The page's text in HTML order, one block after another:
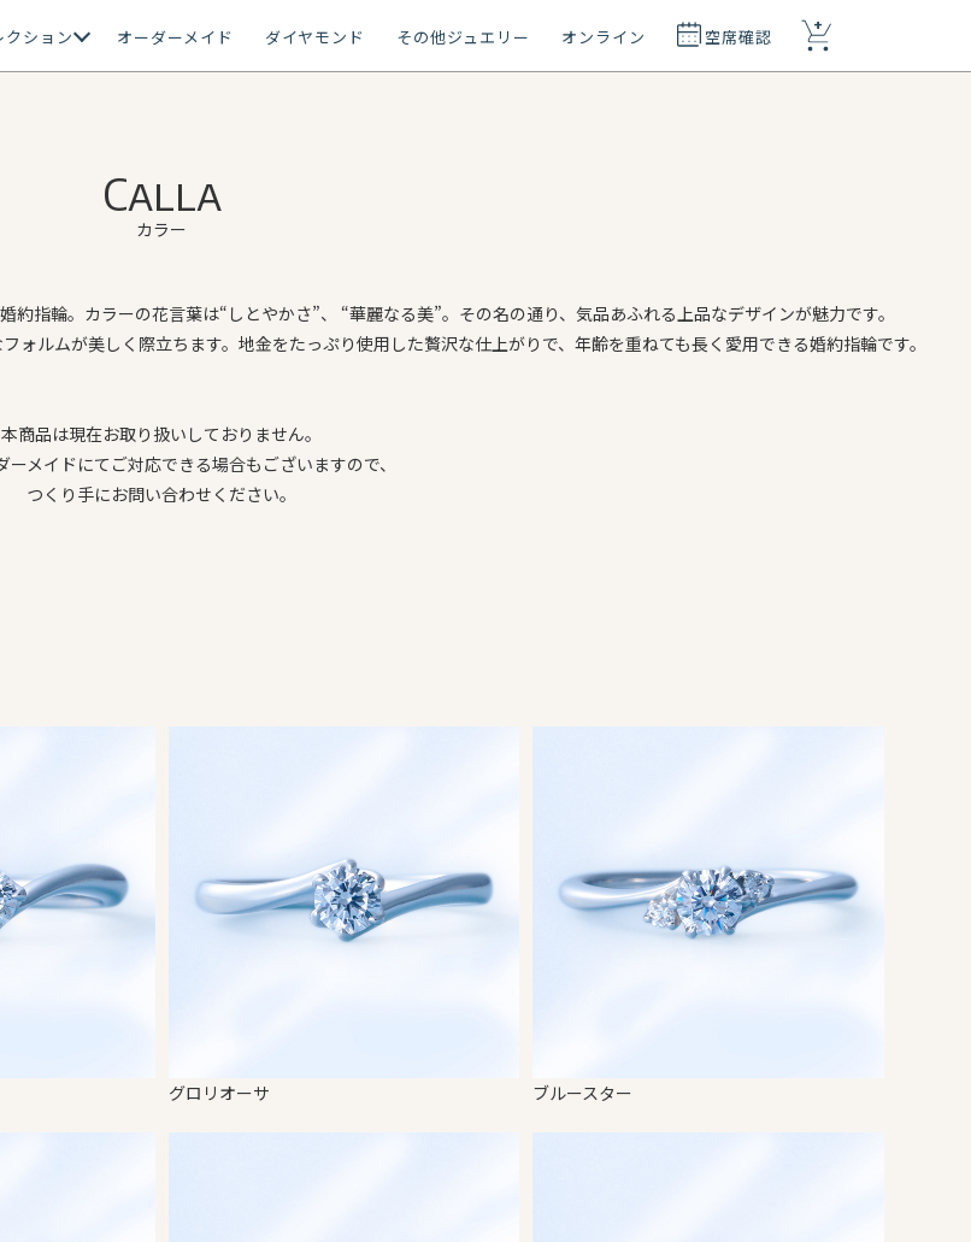
クション オーダーメイド ダイヤモンド その他ジュエリー オンライン 空席確認
+
カラー
Calla
指輪。カラーの花言葉は“しとやかさ”、 “華麗なる美”。その名の通り、気品あふれる上品なデザインが魅力です。
ルムが美しく際立ちます。地金をたっぷり使用した贅沢な仕上がりで、年齢を重ねても長く愛用できる婚約指輪です。
本商品は現在お取り扱いしておりません。
ーメイドにてご対応できる場合もございますので、
つくり手にお問い合わせください。
グロリオーサ ブルースター